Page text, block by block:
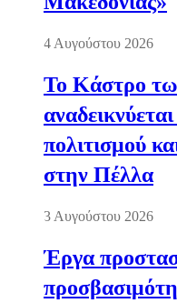
4 Αυγούστου 2026
Το Κάστρο
πολιτισμού
στην Πέλλα
3 Αυγούστου 2026
Έργα